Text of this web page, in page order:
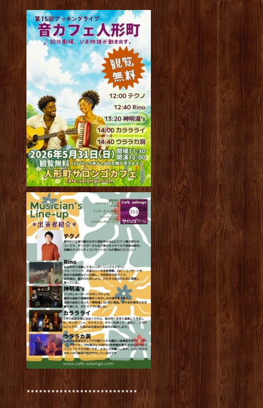
***************************